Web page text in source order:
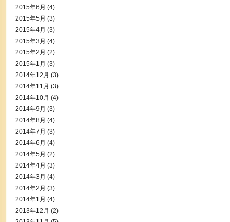
2015年6月 (4)
2015年5月 (3)
2015年4月 (3)
2015年3月 (4)
2015年2月 (2)
2015年1月 (3)
2014年12月 (3)
2014年11月 (3)
2014年10月 (4)
2014年9月 (3)
2014年8月 (4)
2014年7月 (3)
2014年6月 (4)
2014年5月 (2)
2014年4月 (3)
2014年3月 (4)
2014年2月 (3)
2014年1月 (4)
2013年12月 (2)